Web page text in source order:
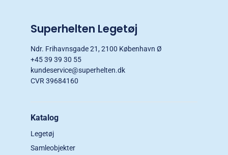
Superhelten Legetøj
Ndr. Frihavnsgade 21, 2100 København Ø
+45 39 39 30 55
kundeservice@superhelten.dk
CVR 39684160
Katalog
Legetøj
Samleobjekter